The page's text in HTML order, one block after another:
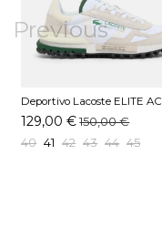
Previous
Deportivo Lacoste ELITE
Blanco
129,00 € 150,00 €
40 41 42 43 44 45